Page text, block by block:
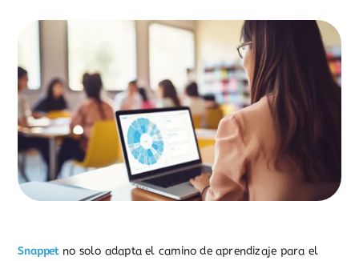
Snappetno solo adapta el camino de aprendizaje para el